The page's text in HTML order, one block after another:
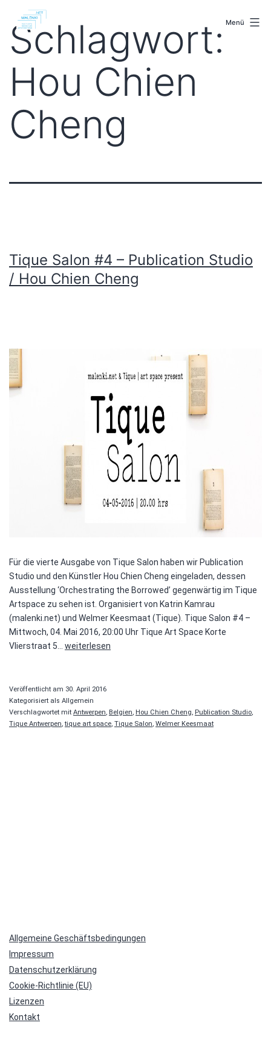
Inhalt
springen
Menü
Schlagwort:
Hou Chien
Cheng
Tique Salon #4 – Publication Studio
/ Hou Chien Cheng
Für die vierte Ausgabe von Tique Salon haben wir Publication
Studio und den Künstler Hou Chien Cheng eingeladen, dessen
Ausstellung ‘Orchestrating the Borrowed’ gegenwärtig im Tique
Artspace zu sehen ist. Organisiert von Katrin Kamrau
(malenki.net) und Welmer Keesmaat (Tique). Tique Salon #4 –
Mittwoch, 04. Mai 2016, 20:00 Uhr Tique Art Space Korte
Vlierstraat 5… Tique
–
Publication
Studio
/
weiterlesen
Veröffentlicht am 30. April 2016
Kategorisiert als Allgemein
Verschlagwortet mit Antwerpen, Belgien, Hou Chien Cheng, Publication Studio,
Tique Antwerpen,tique art space, Tique Salon, Welmer Keesmaat
Allgemeine Geschäftsbedingungen
Impressum
Datenschutzerklärung
Cookie-Richtlinie (EU)
Lizenzen
Kontakt